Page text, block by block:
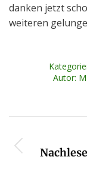
danken jetzt
weiteren
Autor: